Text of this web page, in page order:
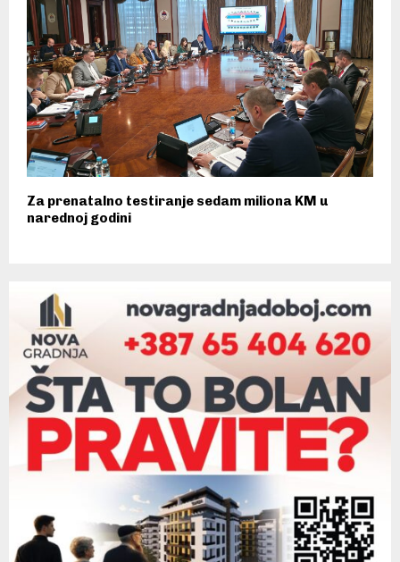
Za prenatalno testiranje sedam miliona KM u
narednoj godini